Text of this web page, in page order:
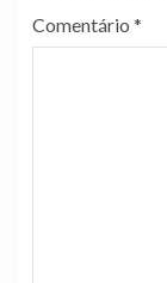
Comentário *